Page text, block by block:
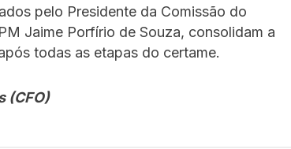
pelo Presidente da Comissão do
Jaime Porfírio de Souza, consolidam a
todas as etapas do certame.
(CFO)